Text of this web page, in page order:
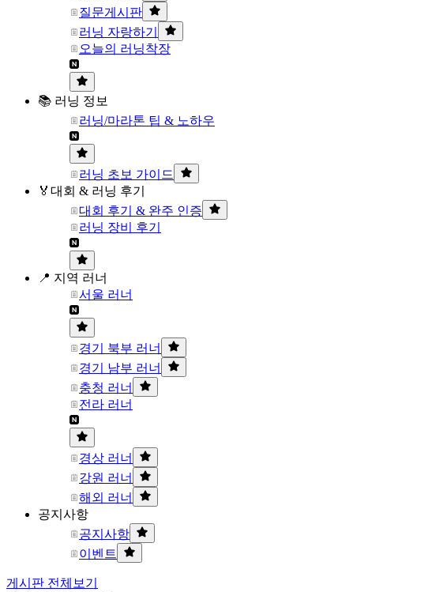
질문게시판
러닝 자랑하기
오늘의 러닝착장
📚 러닝 정보
러닝/마라톤 팁 & 노하우
러닝 초보 가이드
🏅대회 & 러닝 후기
대회 후기 & 완주 인증
러닝 장비 후기
📍 지역 러너
서울 러너
경기 북부 러너
경기 남부 러너
충청 러너
전라 러너
경상 러너
강원 러너
해외 러너
공지사항
공지사항
이벤트
게시판 전체보기